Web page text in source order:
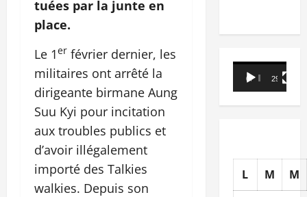
tuées par la junte en
place.
Le 1er février dernier, les
militaires ont arrêté la
dirigeante birmane Aung
Suu Kyi pour incitation
aux troubles publics et
d’avoir illégalement
importé des Talkies
walkies. Depuis son
Lecteur
vidéo
00:00 29:21
L M M